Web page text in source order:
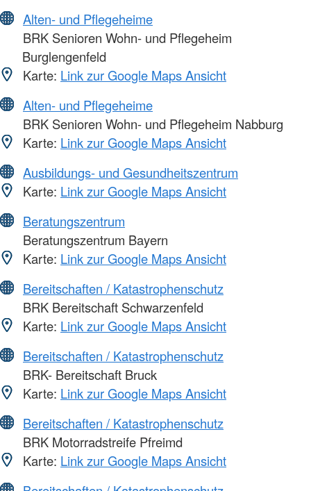
Alten- und Pflegeheime
BRK Senioren Wohn- und Pflegeheim
Burglengenfeld
Karte: Link zur Google Maps Ansicht
Alten- und Pflegeheime
BRK Senioren Wohn- und Pflegeheim Nabburg
Karte: Link zur Google Maps Ansicht
Ausbildungs- und Gesundheitszentrum
Karte: Link zur Google Maps Ansicht
Beratungszentrum
Beratungszentrum Bayern
Karte: Link zur Google Maps Ansicht
Bereitschaften / Katastrophenschutz
BRK Bereitschaft Schwarzenfeld
Karte: Link zur Google Maps Ansicht
Bereitschaften / Katastrophenschutz
BRK- Bereitschaft Bruck
Karte: Link zur Google Maps Ansicht
Bereitschaften / Katastrophenschutz
BRK Motorradstreife Pfreimd
Karte: Link zur Google Maps Ansicht